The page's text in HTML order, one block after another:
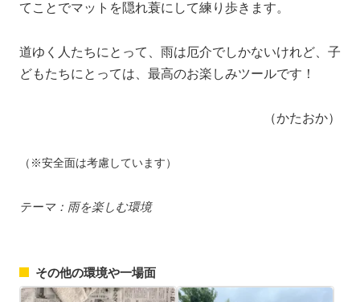
てことでマットを隠れ蓑にして練り歩きます。
道ゆく人たちにとって、雨は厄介でしかないけれど、子
どもたちにとっては、最高のお楽しみツールです！
（かたおか）
（※安全面は考慮しています）
テーマ：雨を楽しむ環境
その他の環境や一場面